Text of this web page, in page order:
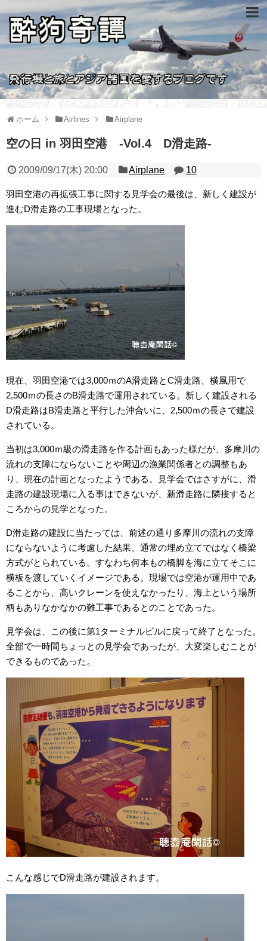
ホーム Airlines Airplane
空の日 in 羽田空港 -Vol.4 D滑走路-
2009/09/17(木) 20:00 Airplane 10
羽田空港の再拡張工事に関する見学会の最後は、新しく建設が
進むD滑走路の工事現場となった。
現在、羽田空港では3,000ｍのA滑走路とC滑走路、横風用で
2,500ｍの長さのB滑走路で運用されている。新しく建設される
D滑走路はB滑走路と平行した沖合いに、2,500ｍの長さで建設
されている。
当初は3,000ｍ級の滑走路を作る計画もあった様だが、多摩川の
流れの支障にならないことや周辺の漁業関係者との調整もあ
り、現在の計画となったようである。見学会ではさすがに、滑
走路の建設現場に入る事はできないが、新滑走路に隣接すると
ころからの見学となった。
D滑走路の建設に当たっては、前述の通り多摩川の流れの支障
にならないように考慮した結果、通常の埋め立てではなく橋梁
方式がとられている。すなわち何本もの橋脚を海に立てそこに
横板を渡していくイメージである。現場では空港が運用中であ
ることから、高いクレーンを使えなかったり、海上という場所
柄もありなかなかの難工事であるとのことであった。
見学会は、この後に第1ターミナルビルに戻って終了となった。
全部で一時間ちょっとの見学会であったが、大変楽しむことが
できるものであった。
こんな感じでD滑走路が建設されます。